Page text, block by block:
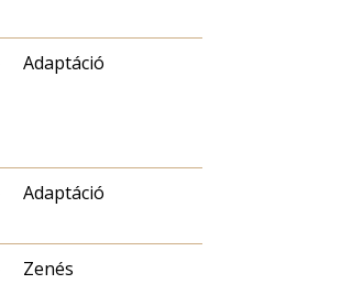
Adaptáció
Adaptáció
Zenés